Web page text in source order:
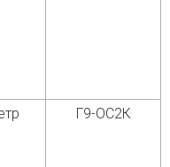
Г9-ОС2К